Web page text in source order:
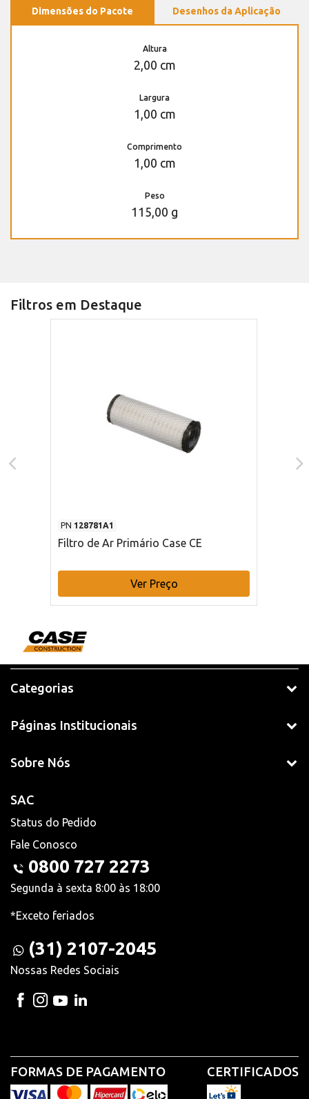
Dimensões do Pacote Desenhos da Aplicação
Altura
2,00 cm
Largura
1,00 cm
Comprimento
1,00 cm
Peso
115,00 g
Filtros em Destaque
PN 128781A1
Filtro de Ar Primário Case CE
Ver Preço
Categorias
Páginas Institucionais
Sobre Nós
SAC
Status do Pedido
Fale Conosco
0800 727 2273
Segunda à sexta 8:00 às 18:00
*Exceto feriados
(31) 2107-2045
Nossas Redes Sociais
FORMAS DE PAGAMENTO CERTIFICADOS